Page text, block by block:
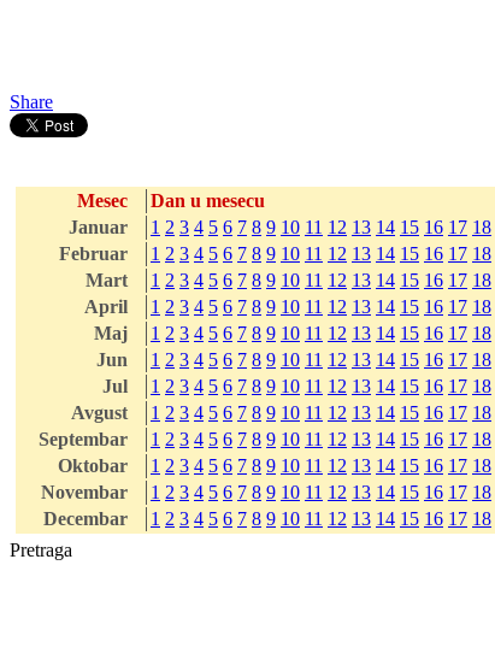
Share
Mesec
Dan u mesecu
Januar
1 2 3 4 5 6 7 8 9 10 11 12 13 14 15 16 17 18
Februar
1 2 3 4 5 6 7 8 9 10 11 12 13 14 15 16 17 18
Mart
1 2 3 4 5 6 7 8 9 10 11 12 13 14 15 16 17 18
April
1 2 3 4 5 6 7 8 9 10 11 12 13 14 15 16 17 18
Maj
1 2 3 4 5 6 7 8 9 10 11 12 13 14 15 16 17 18
Jun
1 2 3 4 5 6 7 8 9 10 11 12 13 14 15 16 17 18
Jul
1 2 3 4 5 6 7 8 9 10 11 12 13 14 15 16 17 18
Avgust
1 2 3 4 5 6 7 8 9 10 11 12 13 14 15 16 17 18
Septembar
1 2 3 4 5 6 7 8 9 10 11 12 13 14 15 16 17 18
Oktobar
1 2 3 4 5 6 7 8 9 10 11 12 13 14 15 16 17 18
Novembar
1 2 3 4 5 6 7 8 9 10 11 12 13 14 15 16 17 18
Decembar
1 2 3 4 5 6 7 8 9 10 11 12 13 14 15 16 17 18
Pretraga